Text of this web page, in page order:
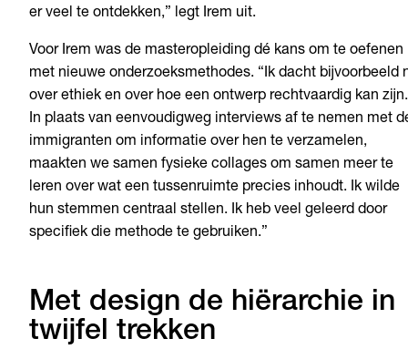
erveel te ontdekken,” legt Irem uit.
Voor Irem was de masteropleiding dé kans om te oefenen
met nieuwe onderzoeksmethodes. “Ik dacht bijvoorbeeld
over ethiek en over hoe een ontwerp rechtvaardig kan zijn.
In plaats van eenvoudigweg interviews af te nemen met
immigranten om informatie over hen te verzamelen,
maakten we samen fysieke collages om samen meer te
leren over wat een tussenruimte precies inhoudt. Ik wilde
hun stemmen centraal stellen. Ik heb veel geleerd door
specifiek die methode te gebruiken.”
Met design de hiërarchie in
twijfel trekken